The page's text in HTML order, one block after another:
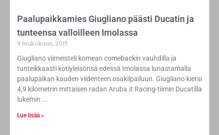
Paalupaikkamies Giugliano päästi Ducatin ja
tunteensa valloilleen Imolassa
9 toukokuun, 2015
Giugliano viimeisteli komean comebackin vauhdilla ja
tunteikkaasti kotiyleisönsä edessä Imolassa lunastamalla
paalupaikan kauden viidenteen osakilpailuun. Giugliano kiersi
4,9 kilometrin mittaisen radan Aruba.it Racing-tiimin Ducatilla
lukemin
Lue lisää »